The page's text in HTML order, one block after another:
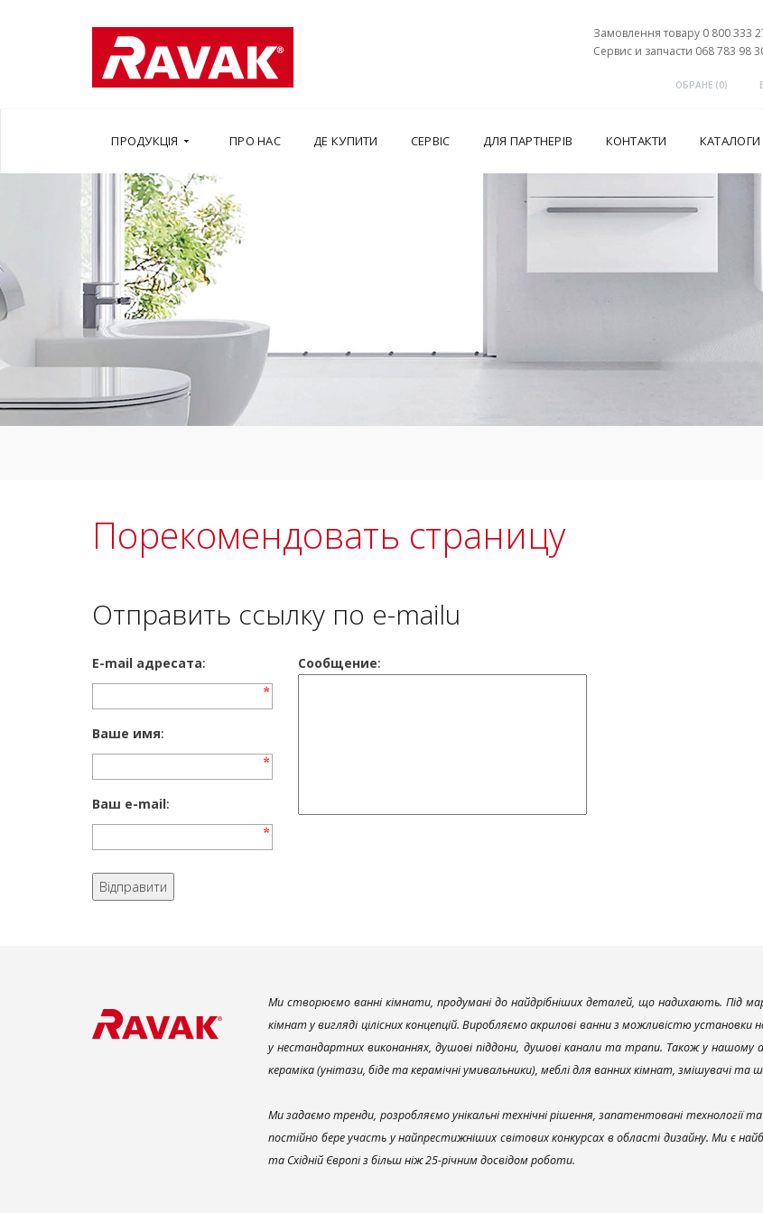
Замовлення товару 0 800 333
Сервис и запчасти 068 783 98
ОБРАНЕ (0)
ПРОДУКЦІЯ ПРО НАС ДЕ КУПИТИ СЕРВІС ДЛЯ ПАРТНЕРІВ КОНТАКТИ КАТАЛОГИ
Порекомендовать страницу
Отправить ссылку по e-mailu
E-mail адресата: Сообщение:
Ваше имя:
Ваш e-mail:
Ми створюємо ванні кімнати, продумані до найдрібніших деталей, що надихають. Під
кімнат у вигляді цілісних концепцій. Виробляємо акрилові ванни з можливістю
у нестандартних виконаннях, душові піддони, душові канали та трапи. Також у
кераміка (унітази, біде та керамічні умивальники), меблі для ванних кімнат, змішувачі та
Ми задаємо тренди, розробляємо унікальні технічні рішення, запатентовані технології
постійно бере участь у найпрестижніших світових конкурсах в області дизайну. Ми є
та Східній Європі з більш ніж 25-річним досвідом роботи.